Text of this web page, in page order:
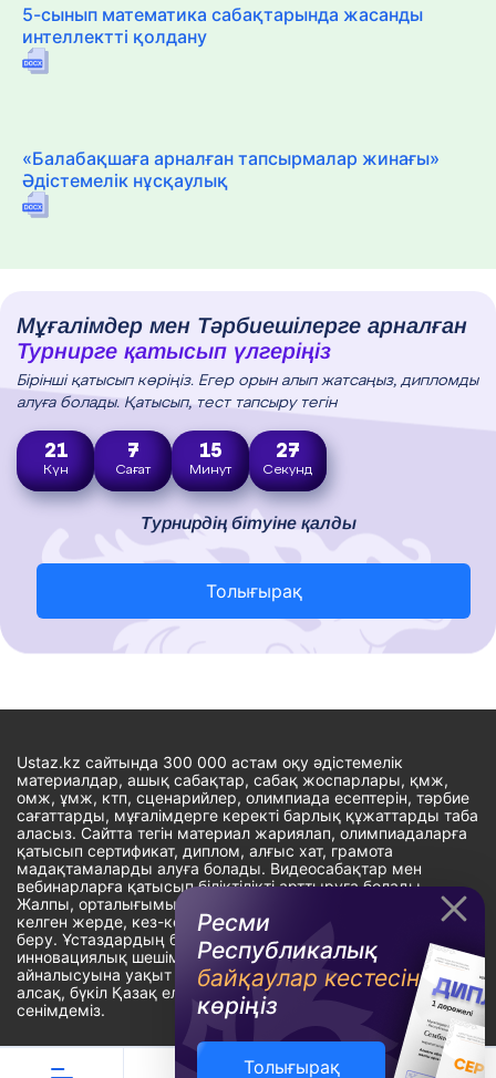
Ресми
Республикалық
байқаулар кестесін
көріңіз
Толығырақ
5-сынып математика сабақтарында жасанды
интеллектті қолдану
«Балабақшаға арналған тапсырмалар жинағы»
Әдістемелік нұсқаулық
Мұғалімдер мен Тәрбиешілерге арналған
Турнирге қатысып үлгеріңіз
Бірінші қатысып көріңіз. Егер орын алып жатсаңыз, дипломды
алуға болады. Қатысып, тест тапсыру тегін
21
Күн
7
Сағат
15
Минут
25
Секунд
Турнирдің бітуіне қалды
Толығырақ
Ustaz.kz сайтында 300 000 астам оқу әдістемелік
материалдар, ашық сабақтар, сабақ жоспарлары, қмж,
омж, ұмж, ктп, сценарийлер, олимпиада есептерін, тәрбие
сағаттарды, мұғалімдерге керекті барлық құжаттарды таба
аласыз. Сайтта тегін материал жариялап, олимпиадаларға
қатысып сертификат, диплом, алғыс хат, грамота
мадақтамаларды алуға болады. Видеосабақтар мен
вебинарларға қатысып біліктілікті арттыруға болады.
Жалпы, орталығымыздың басты мақсаты: ұстаздарға кез-
келген жерде, кез-келген уақытта білім алуына мүмкіндік
беру. Ұстаздардың барлық өзекті мәселелеріне
инновациялық шешім тауып, шығармашылық жұмыспен
айналысуына уақыт сыйлау. «Ұстаздарға сапалы білім бере
алсақ, бүкіл Қазақ еліне білім бере аламыз» - деген
сенімдеміз.